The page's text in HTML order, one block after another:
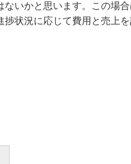
いかと思います。この場
捗状況に応じて費用と売上